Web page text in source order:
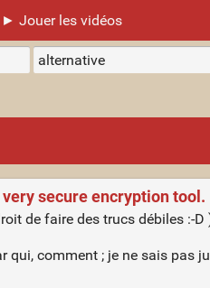
► Jouer les vidéos
secure encryption tool.
de faire des trucs débiles :-D
comment ; je ne sais pas